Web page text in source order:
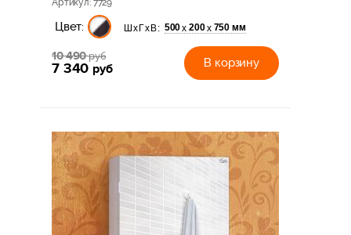
Артикул: 7729
Цвет: ШхГхВ: 500х 200х 750 мм
10 490руб
7 340 руб В корзину